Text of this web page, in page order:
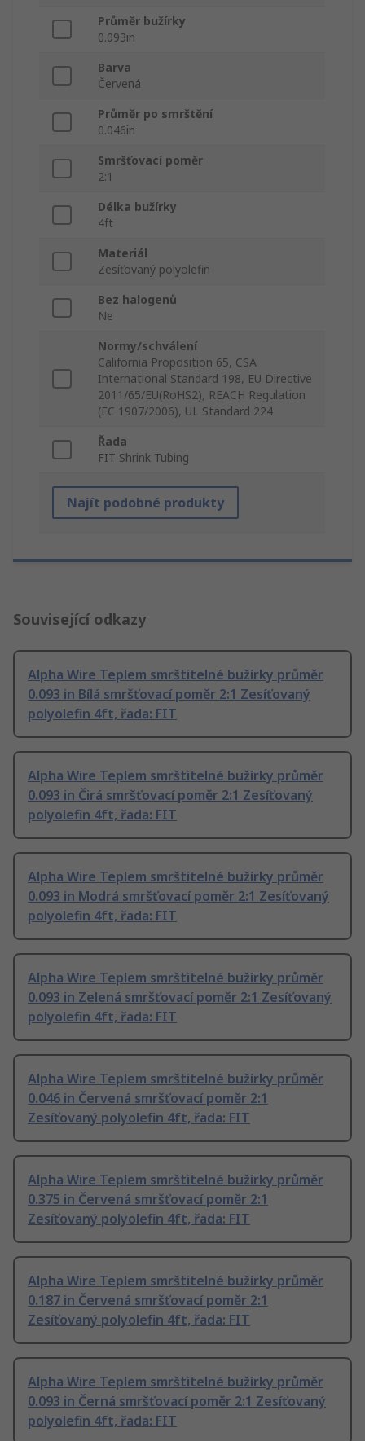
Průměr bužírky
0.093in
Barva
Červená
Průměr po smrštění
0.046in
Smršťovací poměr
2:1
Délka bužírky
4ft
Materiál
Zesíťovaný polyolefin
Bez halogenů
Ne
Normy/schválení
California Proposition 65, CSA
International Standard 198, EU Directive
2011/65/EU(RoHS2), REACH Regulation
(EC 1907/2006), UL Standard 224
Řada
FIT Shrink Tubing
Najít podobné produkty
Související odkazy
Alpha Wire Teplem smrštitelné bužírky průměr
0.093 in Bílá smršťovací poměr 2:1 Zesíťovaný
polyolefin 4ft, řada: FIT
Alpha Wire Teplem smrštitelné bužírky průměr
0.093 in Čirá smršťovací poměr 2:1 Zesíťovaný
polyolefin 4ft, řada: FIT
Alpha Wire Teplem smrštitelné bužírky průměr
0.093 in Modrá smršťovací poměr 2:1 Zesíťovaný
polyolefin 4ft, řada: FIT
Alpha Wire Teplem smrštitelné bužírky průměr
0.093 in Zelená smršťovací poměr 2:1 Zesíťovaný
polyolefin 4ft, řada: FIT
Alpha Wire Teplem smrštitelné bužírky průměr
0.046 in Červená smršťovací poměr 2:1
Zesíťovaný polyolefin 4ft, řada: FIT
Alpha Wire Teplem smrštitelné bužírky průměr
0.375 in Červená smršťovací poměr 2:1
Zesíťovaný polyolefin 4ft, řada: FIT
Alpha Wire Teplem smrštitelné bužírky průměr
0.187 in Červená smršťovací poměr 2:1
Zesíťovaný polyolefin 4ft, řada: FIT
Alpha Wire Teplem smrštitelné bužírky průměr
0.093 in Černá smršťovací poměr 2:1 Zesíťovaný
polyolefin 4ft, řada: FIT